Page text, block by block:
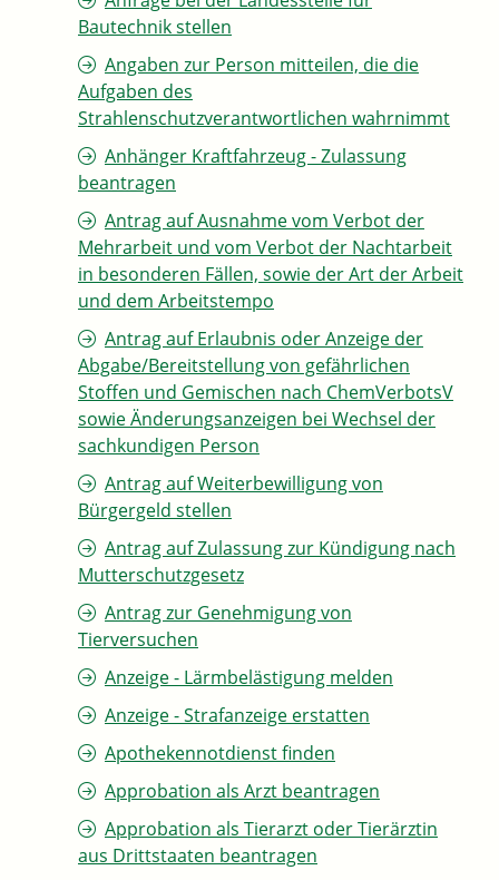
Bautechnik stellen
Angaben zur Person mitteilen, die die
Aufgaben des
Strahlenschutzverantwortlichen wahrnimmt
Anhänger Kraftfahrzeug - Zulassung
beantragen
Antrag auf Ausnahme vom Verbot der
Mehrarbeit und vom Verbot der Nachtarbeit
in besonderen Fällen, sowie der Art der Arbeit
und dem Arbeitstempo
Antrag auf Erlaubnis oder Anzeige der
Abgabe/Bereitstellung von gefährlichen
Stoffen und Gemischen nach ChemVerbotsV
sowie Änderungsanzeigen bei Wechsel der
sachkundigen Person
Antrag auf Weiterbewilligung von
Bürgergeld stellen
Antrag auf Zulassung zur Kündigung nach
Mutterschutzgesetz
Antrag zur Genehmigung von
Tierversuchen
Anzeige - Lärmbelästigung melden
Anzeige - Strafanzeige erstatten
Apothekennotdienst finden
Approbation als Arzt beantragen
Approbation als Tierarzt oder Tierärztin
aus Drittstaaten beantragen